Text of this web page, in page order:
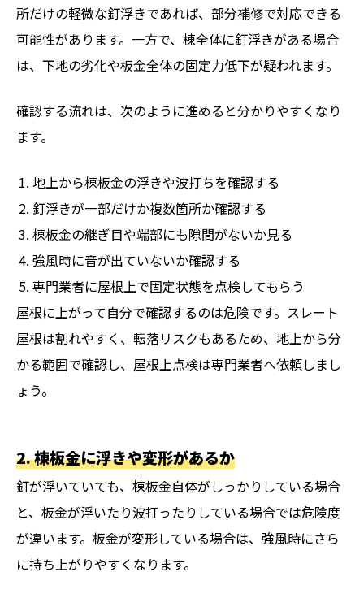
所だけの軽微な釘浮きであれば、部分補修で対応できる
可能性があります。一方で、棟全体に釘浮きがある場合
は、下地の劣化や板金全体の固定力低下が疑われます。
確認する流れは、次のように進めると分かりやすくなり
ます。
地上から棟板金の浮きや波打ちを確認する
釘浮きが一部だけか複数箇所か確認する
棟板金の継ぎ目や端部にも隙間がないか見る
強風時に音が出ていないか確認する
専門業者に屋根上で固定状態を点検してもらう
屋根に上がって自分で確認するのは危険です。スレート
屋根は割れやすく、転落リスクもあるため、地上から分
かる範囲で確認し、屋根上点検は専門業者へ依頼しまし
ょう。
2. 棟板金に浮きや変形があるか
釘が浮いていても、棟板金自体がしっかりしている場合
と、板金が浮いたり波打ったりしている場合では危険度
が違います。板金が変形している場合は、強風時にさら
に持ち上がりやすくなります。